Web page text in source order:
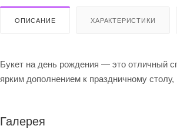
ОПИСАНИЕ ХАРАКТЕРИСТИКИ
Букет на день рождения — это отличный
ярким дополнением к праздничному
Галерея